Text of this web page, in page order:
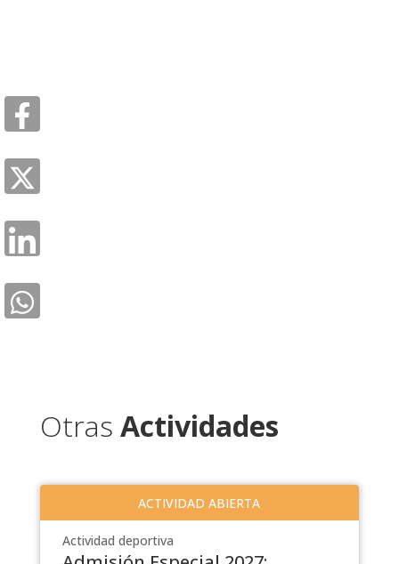
Otras Actividades
ACTIVIDAD ABIERTA
Actividad deportiva